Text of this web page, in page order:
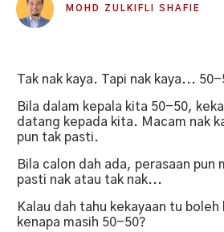
MOHD ZULKIFLI SHAFIE
Tak nak kaya. Tapi nak kaya...
Bila dalam kepala kita 50-50,
datang kepada kita. Macam nak
pun tak pasti.
Bila calon dah ada, perasaan pun
pasti nak atau tak nak...
Kalau dah tahu kekayaan tu
kenapa masih 50-50?